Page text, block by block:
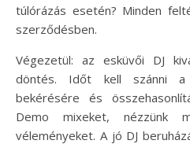
túlórázás esetén? Minden
szerződésben.
Végezetül: az esküvői DJ
döntés. Időt kell szánni a
bekérésére és
Demo mixeket, nézzünk
véleményeket. A jó DJ